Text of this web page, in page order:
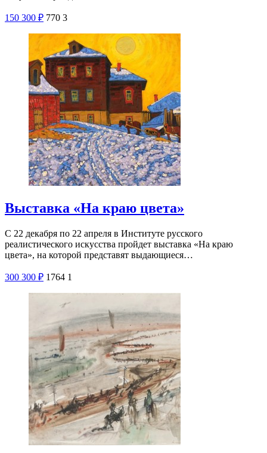
150 300 ₽ 770 3
Выставка «На краю цвета»
С 22 декабря по 22 апреля в Институте русского
реалистического искусства пройдет выставка «На краю
цвета», на которой представят выдающиеся…
300 300 ₽ 1764 1